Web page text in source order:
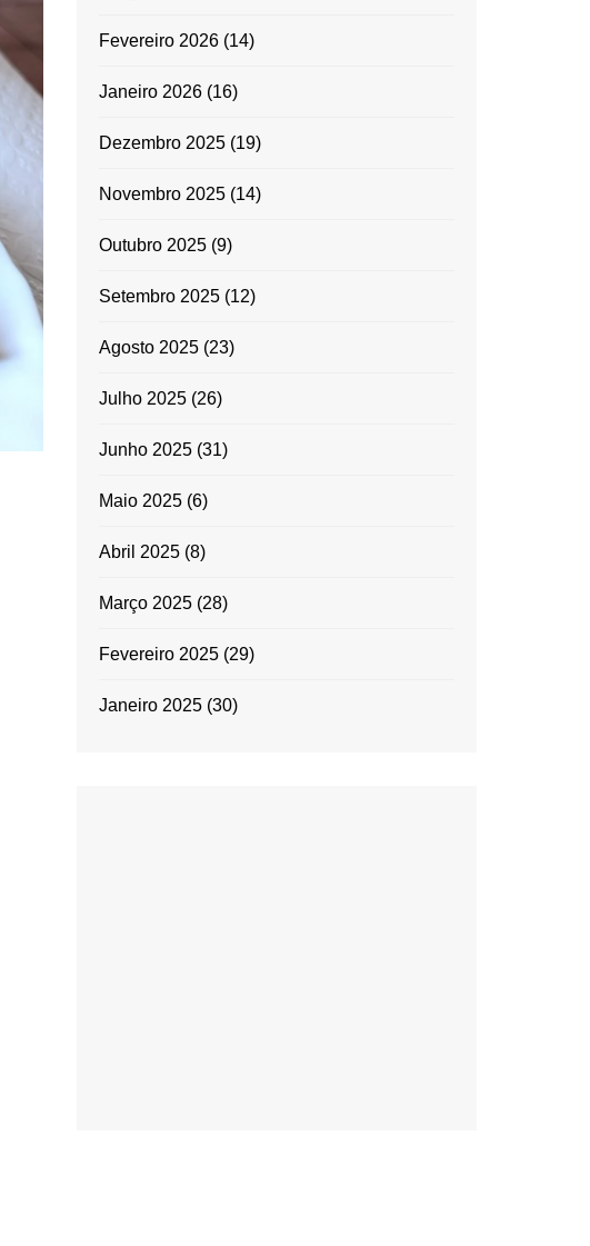
Fevereiro 2026 (14)
Janeiro 2026 (16)
Dezembro 2025 (19)
Novembro 2025 (14)
Outubro 2025 (9)
Setembro 2025 (12)
Agosto 2025 (23)
Julho 2025 (26)
Junho 2025 (31)
Maio 2025 (6)
Abril 2025 (8)
Março 2025 (28)
Fevereiro 2025 (29)
Janeiro 2025 (30)